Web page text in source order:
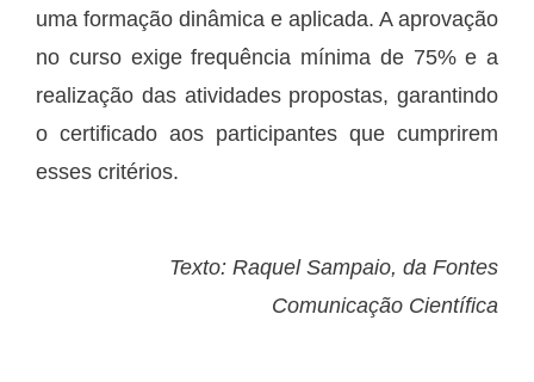
uma formação dinâmica e aplicada. A aprovação
no curso exige frequência mínima de 75% e a
realização das atividades propostas, garantindo
o certificado aos participantes que cumprirem
esses critérios.
Texto: Raquel Sampaio, da Fontes
Comunicação Científica